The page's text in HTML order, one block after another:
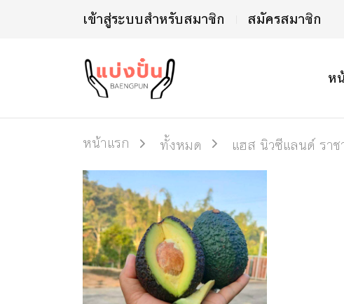
เข้าสู่ระบบสำหรับสมาชิก สมัครสมาชิก
ห
หน้าแรก ทั้งหมด
แฮส นิวซีแลนด์ ราช